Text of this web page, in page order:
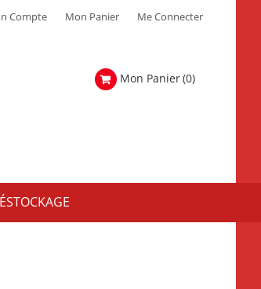
Compte Mon Panier Me Connecter
Mon Panier(0)